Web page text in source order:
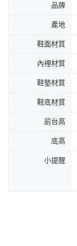
品牌
產地
鞋面材質
內裡材質
鞋墊材質
鞋底材質
前台高
底高
小提醒